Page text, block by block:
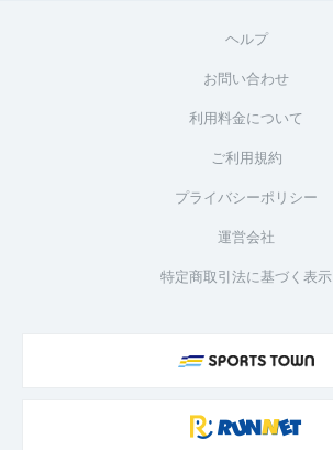
ヘルプ
お問い合わせ
利用料金について
ご利用規約
プライバシーポリシー
運営会社
特定商取引法に基づく表示